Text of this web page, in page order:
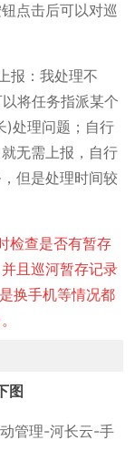
点击后可以对巡
报：我处理不
将任务指派某个
)处理问题；自行
无需上报，自行
但是处理时间较
检查是否有暂存
且巡河暂存记录
换手机等情况都
图
管理-河长云-手